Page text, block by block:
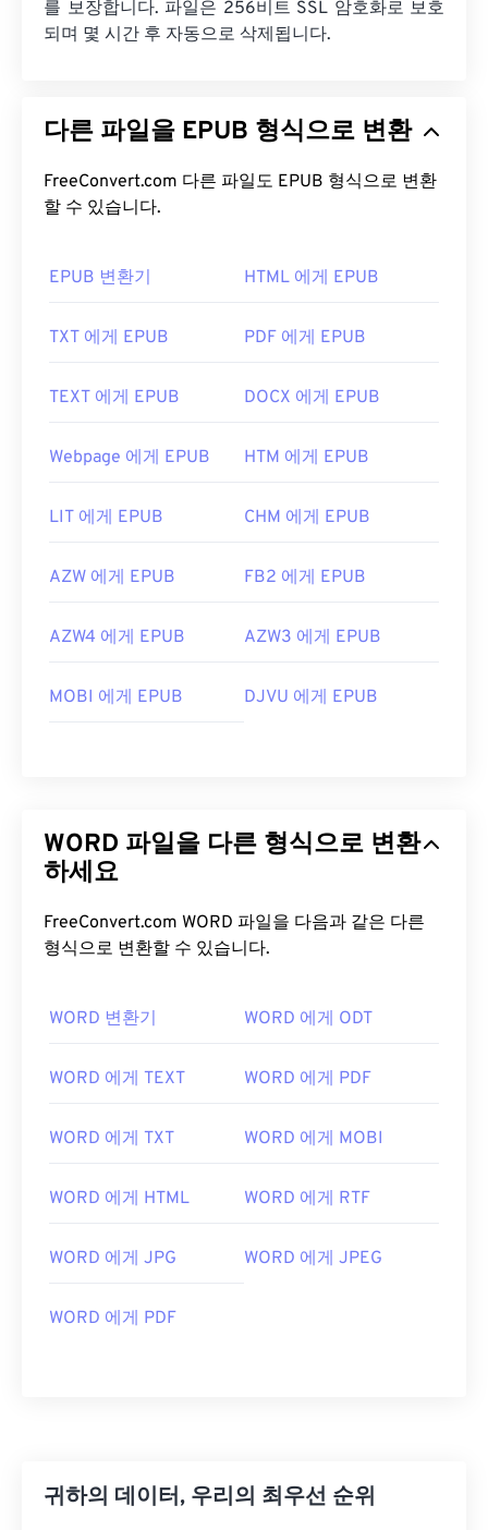
를 보장합니다. 파일은 256비트 SSL 암호화로 보호
되며 몇 시간 후 자동으로 삭제됩니다.
다른 파일을 EPUB 형식으로 변환
FreeConvert.com 다른 파일도 EPUB 형식으로 변환
할 수 있습니다.
EPUB 변환기 HTML 에게 EPUB
TXT 에게 EPUB PDF 에게 EPUB
TEXT 에게 EPUB DOCX 에게 EPUB
Webpage 에게 EPUB HTM 에게 EPUB
LIT 에게 EPUB CHM 에게 EPUB
AZW 에게 EPUB FB2 에게 EPUB
AZW4 에게 EPUB AZW3 에게 EPUB
MOBI 에게 EPUB DJVU 에게 EPUB
WORD 파일을 다른 형식으로 변환
하세요
FreeConvert.com WORD 파일을 다음과 같은 다른
형식으로 변환할 수 있습니다.
WORD 변환기 WORD 에게 ODT
WORD 에게 TEXT WORD 에게 PDF
WORD 에게 TXT WORD 에게 MOBI
WORD 에게 HTML WORD 에게 RTF
WORD 에게 JPG WORD 에게 JPEG
WORD 에게 PDF
귀하의 데이터, 우리의 최우선 순위